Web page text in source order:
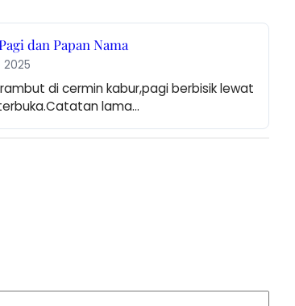
dan Papan Nama
2025
di cermin kabur,pagi berbisik lewat
lama…